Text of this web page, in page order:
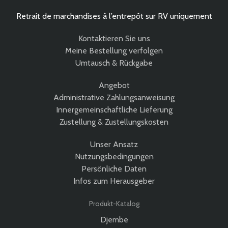
Retrait de marchandises à l’entrepôt sur RV uniquement
Kontaktieren Sie uns
Meine Bestellung verfolgen
Umtausch & Rückgabe
Angebot
Administrative Zahlungsanweisung
Innergemeinschaftliche Lieferung
Zustellung & Zustellungskosten
Unser Ansatz
Nutzungsbedingungen
Persönliche Daten
Infos zum Herausgeber
Produkt-Katalog
Djembe